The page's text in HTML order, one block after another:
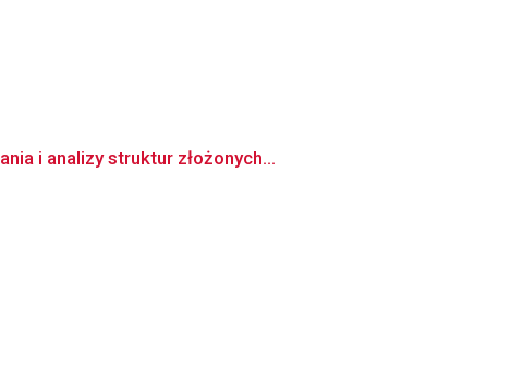
i analizy struktur złożonych...